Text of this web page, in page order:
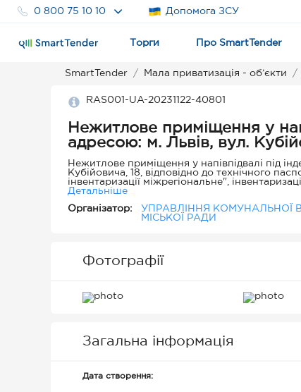
0 800 75 10 10 Допомога ЗСУ
Торги Про SmartTender
SmartTender Мала приватизація - об’єкти
RAS001-UA-20231122-40801
Нежитлове приміщення у
адресою: м. Львів, вул.
Нежитлове приміщення у напівпідвалі під
Кубійовича, 18, відповідно до технічного
інвентаризації міжрегіональне",
напівпідвалі у будинку під літерою "А-3", що
в оренді на підставі договору оренди № Г-
балансоутримувачем ЛКП "Агенція ресурсів
майнових прав та професійну оціночну
Детальніше
Організатор:
УПРАВЛІННЯ КОМУНАЛЬНОЇ
МІСЬКОЇ РАДИ
Фотографії
Загальна інформація
Дата створення: